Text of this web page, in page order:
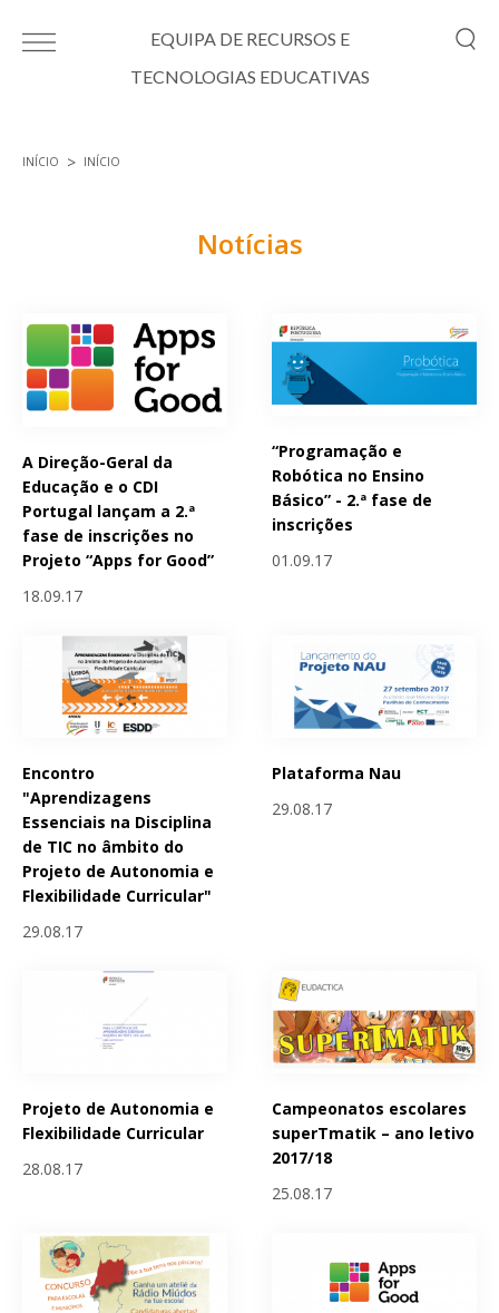
EQUIPA DE RECURSOS E
TECNOLOGIAS EDUCATIVAS
INÍCIO INÍCIO
Notícias
A Direção-Geral da
Educação e o CDI
Portugal lançam a 2.ª
fase de inscrições no
Projeto “Apps for Good”
18.09.17
“Programação e
Robótica no Ensino
Básico” - 2.ª fase de
inscrições
01.09.17
Encontro
"Aprendizagens
Essenciais na Disciplina
de TIC no âmbito do
Projeto de Autonomia e
Flexibilidade Curricular"
29.08.17
Plataforma Nau
29.08.17
Projeto de Autonomia e
Flexibilidade Curricular
28.08.17
Campeonatos escolares
superTmatik – ano letivo
2017/18
25.08.17
Páginas